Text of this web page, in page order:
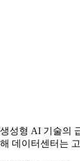
생성형 AI 기술의
해 데이터센터는